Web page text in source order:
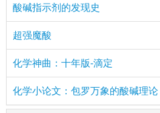
酸碱指示剂的发现史
超强魔酸
化学神曲：十年版-滴定
化学小论文：包罗万象的酸碱理论